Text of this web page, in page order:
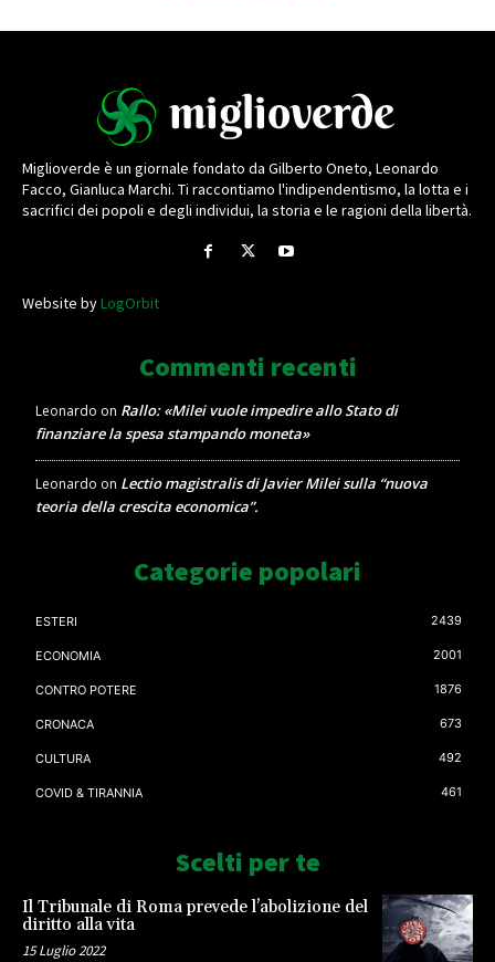
Miglioverde è un giornale fondato da Gilberto Oneto, Leonardo
Facco, Gianluca Marchi. Ti raccontiamo l'indipendentismo, la lotta e i
sacrifici dei popoli e degli individui, la storia e le ragioni della libertà.
Website byLogOrbit
Commenti recenti
Leonardo on Rallo: «Milei vuole impedire allo Stato di
finanziare la spesa stampando moneta»
Leonardo on Lectio magistralis di Javier Milei sulla “nuova
teoria della crescita economica”.
Categorie popolari
ESTERI 2439
ECONOMIA 2001
CONTRO POTERE 1876
CRONACA 673
CULTURA 492
COVID & TIRANNIA 461
Scelti per te
Il Tribunale di Roma prevede l’abolizione del
diritto alla vita
15 Luglio 2022